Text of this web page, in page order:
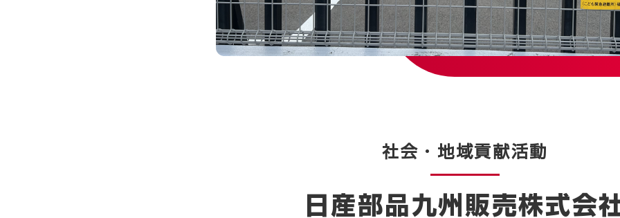
社会・地域貢献活動
日産部品九州販売株式会